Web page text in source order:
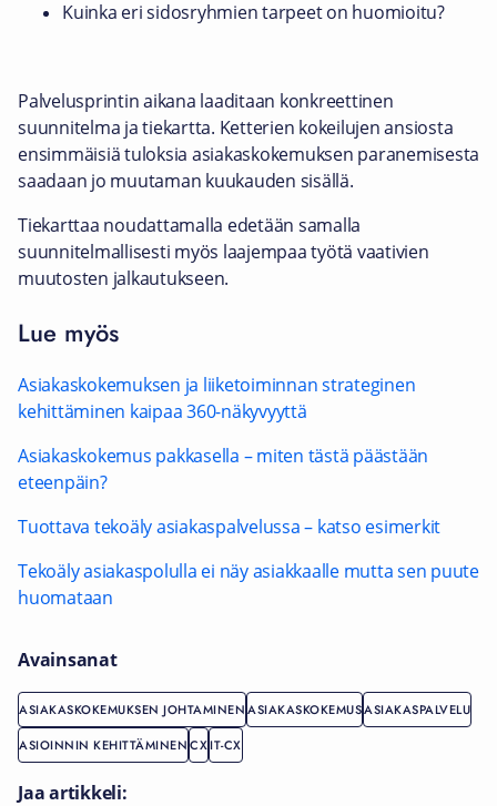
Kuinka eri sidosryhmien tarpeet on huomioitu?
Palvelusprintin aikana laaditaan konkreettinen
suunnitelma ja tiekartta. Ketterien kokeilujen ansiosta
ensimmäisiä tuloksia asiakaskokemuksen paranemisesta
saadaan jo muutaman kuukauden sisällä.
Tiekarttaa noudattamalla edetään samalla
suunnitelmallisesti myös laajempaa työtä vaativien
muutosten jalkautukseen.
Lue myös
Asiakaskokemuksen ja liiketoiminnan strateginen
kehittäminen kaipaa 360-näkyvyyttä
Asiakaskokemus pakkasella – miten tästä päästään
eteenpäin?
Tuottava tekoäly asiakaspalvelussa – katso esimerkit
Tekoäly asiakaspolulla ei näy asiakkaalle mutta sen puute
huomataan
Avainsanat
ASIAKASKOKEMUKSEN JOHTAMINENASIAKASKOKEMUSASIAKASPALVELU
ASIOINNIN KEHITTÄMINENCXIT-CX
Jaa artikkeli: